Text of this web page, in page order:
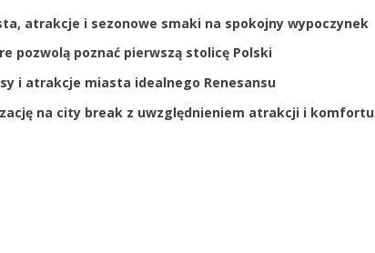
atrakcje i sezonowe smaki na spokojny wypoczynek
pozwolą poznać pierwszą stolicę Polski
i atrakcje miasta idealnego Renesansu
na city break z uwzględnieniem atrakcji i komfortu